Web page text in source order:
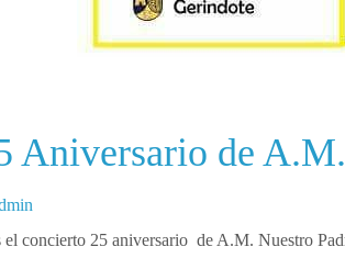
Aniversario de
concierto 25 aniversario de A.M. Nuestro